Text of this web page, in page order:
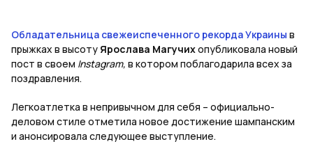
Обладательница свежеиспеченного рекорда Украины в
прыжках в высоту Ярослава Магучихопубликовала новый
пост в своем Instagram, в котором поблагодарила всех за
поздравления.
Легкоатлетка в непривычном для себя – официально-
деловом стиле отметила новое достижение шампанским
и анонсировала следующее выступление.